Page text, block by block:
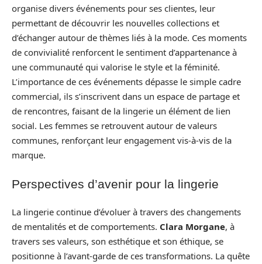
organise divers événements pour ses clientes, leur
permettant de découvrir les nouvelles collections et
d’échanger autour de thèmes liés à la mode. Ces moments
de convivialité renforcent le sentiment d’appartenance à
une communauté qui valorise le style et la féminité.
L’importance de ces événements dépasse le simple cadre
commercial, ils s’inscrivent dans un espace de partage et
de rencontres, faisant de la lingerie un élément de lien
social. Les femmes se retrouvent autour de valeurs
communes, renforçant leur engagement vis-à-vis de la
marque.
Perspectives d’avenir pour la lingerie
La lingerie continue d’évoluer à travers des changements
de mentalités et de comportements. Clara Morgane, à
travers ses valeurs, son esthétique et son éthique, se
positionne à l’avant-garde de ces transformations. La quête